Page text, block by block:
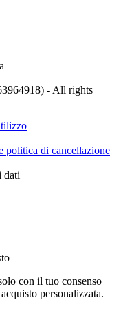
- All rights
politica di cancellazione
dati
con il tuo consenso
personalizzata.